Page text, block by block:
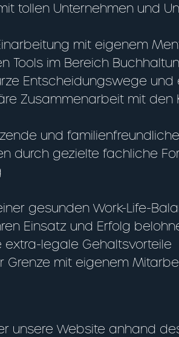
tollen Unternehmen und
mit eigenem
Tools im Bereich
Entscheidungswege
Zusammenarbeit mit
und
durch gezielte fachliche
gesunden Work-Life-
Einsatz und Erfolg
legale Gehaltsvorteile
Grenze mit eigenem
unsere Website anhand